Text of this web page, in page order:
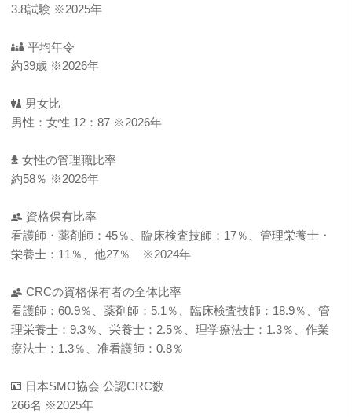
3.8試験 ※2025年
平均年令
約39歳 ※2026年
男女比
男性：女性 12：87 ※2026年
女性の管理職比率
約58％ ※2026年
資格保有比率
看護師・薬剤師：45％、臨床検査技師：17％、管理栄養士・
栄養士：11％、他27％ ※2024年
CRCの資格保有者の全体比率
看護師：60.9％、薬剤師：5.1％、臨床検査技師：18.9％、管
理栄養士：9.3％、栄養士：2.5％、理学療法士：1.3％、作業
療法士：1.3％、准看護師：0.8％
日本SMO協会 公認CRC数
266名 ※2025年